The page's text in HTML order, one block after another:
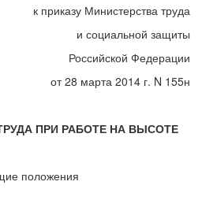
к приказу Министерства труда
и социальной защиты
Российской Федерации
от 28 марта 2014 г. N 155н
ПРИ РАБОТЕ НА ВЫСОТЕ
положения